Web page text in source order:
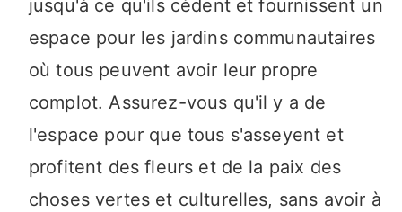
jusqu'à ce qu'ils cèdent et fournissent un
espace pour les jardins communautaires
où tous peuvent avoir leur propre
complot. Assurez-vous qu'il y a de
l'espace pour que tous s'asseyent et
profitent des fleurs et de la paix des
choses vertes et culturelles, sans avoir à